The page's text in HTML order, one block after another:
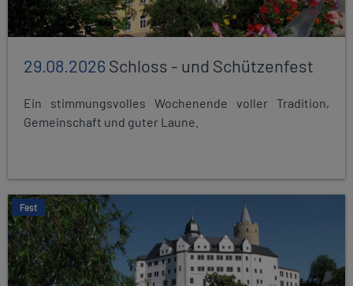
29.08.2026Schloss - und Schützenfest
Ein stimmungsvolles Wochenende voller Tradition,
Gemeinschaft und guter Laune.
Fest